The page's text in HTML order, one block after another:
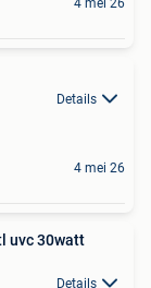
4 mei 26
Details
4 mei 26
uvc 30watt
Details